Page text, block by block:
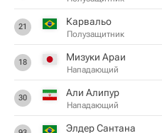
21 Карвальо
Полузащитник
18 Мизуки Араи
Нападающий
30 Али Алипур
Нападающий
Элдер Сантана